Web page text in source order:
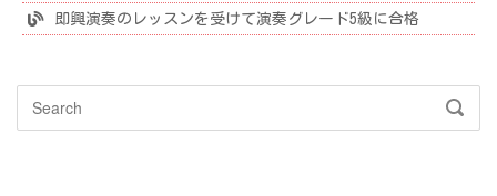
即興演奏のレッスンを受けて演奏グレード5級に合格
Search